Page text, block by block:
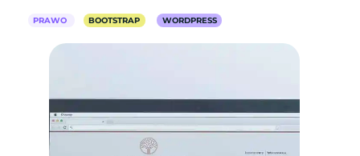
PRAWO BOOTSTRAP WORDPRESS